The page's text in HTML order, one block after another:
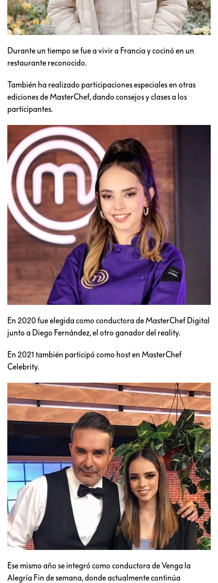
Durante un tiempo se fue a vivir a Francia y cocinó en un
restaurante reconocido.
También ha realizado participaciones especiales en otras
ediciones de MasterChef, dando consejos y clases a los
participantes.
En 2020 fue elegida como conductora de MasterChef Digital
junto a Diego Fernández, el otro ganador del reality.
En 2021 también participó como host en MasterChef
Celebrity.
Ese mismo año se integró como conductora de Venga la
Alegría Fin de semana, donde actualmente continúa